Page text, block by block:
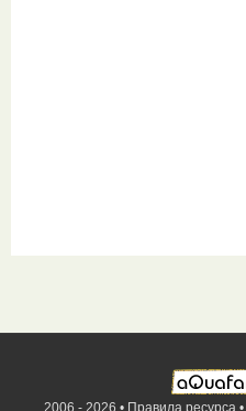
2006 - 2026 • Правила ресурса •